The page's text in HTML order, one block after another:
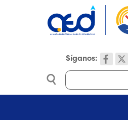
Síganos:
Search